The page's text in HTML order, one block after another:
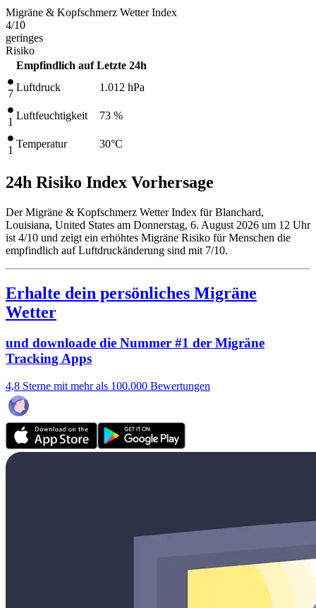
Migräne & Kopfschmerz Wetter Index
4/10
geringes
Risiko
Empfindlich auf Letzte 24h
7
Luftdruck 1.012 hPa
1
Luftfeuchtigkeit 73 %
1
Temperatur 30°C
24h Risiko Index Vorhersage
Der Migräne & Kopfschmerz Wetter Index für Blanchard,
Louisiana, United States am Donnerstag, 6. August 2026 um 12 Uhr
ist 4/10 und zeigt ein erhöhtes Migräne Risiko für Menschen die
empfindlich auf Luftdruckänderung sind mit 7/10.
Erhalte dein persönliches Migräne
Wetter
und downloade die Nummer #1 der Migräne
Tracking Apps
4,8 Sterne mit mehr als 100.000 Bewertungen